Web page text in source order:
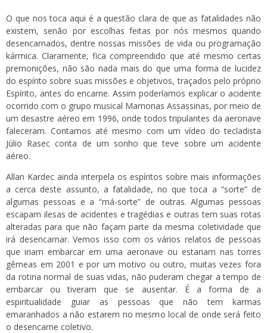
O que nos toca aqui é a questão clara de que as fatalidades não
existem, senão por escolhas feitas por nós mesmos quando
desencarnados, dentre nossas missões de vida ou programação
kármica. Claramente, fica compreendido que até mesmo certas
premonições, não são nada mais do que uma forma de lucidez
do espírito sobre suas missões e objetivos, traçados pelo próprio
Espírito, antes do encarne. Assim poderíamos explicar o acidente
ocorrido com o grupo musical Mamonas Assassinas, por meio de
um desastre aéreo em 1996, onde todos tripulantes da aeronave
faleceram. Contamos até mesmo com um vídeo do tecladista
Júlio Rasec conta de um sonho que teve sobre um acidente
aéreo.
Allan Kardec ainda interpela os espíritos sobre mais informações
a cerca deste assunto, a fatalidade, no que toca a “sorte” de
algumas pessoas e a “má-sorte” de outras. Algumas pessoas
escapam ilesas de acidentes e tragédias e outras tem suas rotas
alteradas para que não façam parte da mesma coletividade que
irá desencarnar. Vemos isso com os vários relatos de pessoas
que iriam embarcar em uma aeronave ou estariam nas torres
gêmeas em 2001 e por um motivo ou outro, muitas vezes fora
da rotina normal de suas vidas, não puderam chegar a tempo de
embarcar ou tiveram que se ausentar. É a forma de a
espiritualidade guiar as pessoas que não tem karmas
emaranhados a não estarem no mesmo local de onde será feito
o desencarne coletivo.